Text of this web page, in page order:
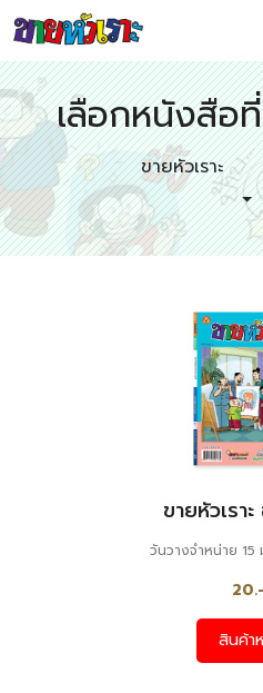
เลือกหนังสื
ขายหัวเราะ
ขายหัวเราะ
วันวางจำหน่าย
20.-
สินค้า